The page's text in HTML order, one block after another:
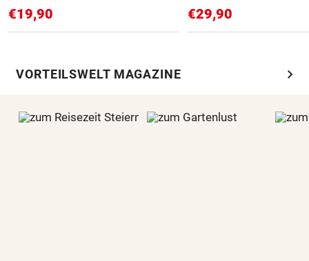
€19,90 €29,90
VORTEILSWELT MAGAZINE chevron_right